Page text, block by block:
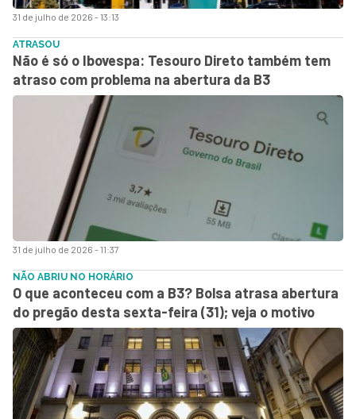
31 de julho de 2026 - 13:13
31 de julho de 2026 - 11:37
ATRASOU
Não é só o Ibovespa: Tesouro Direto também tem
atraso com problema na abertura da B3
NÃO ABRIU NO HORÁRIO
O que aconteceu com a B3? Bolsa atrasa abertura
do pregão desta sexta-feira (31); veja o motivo